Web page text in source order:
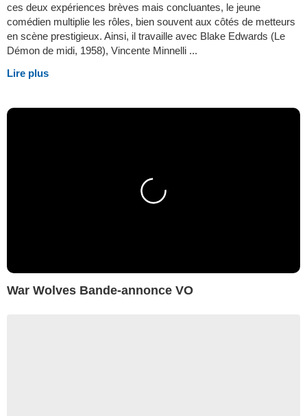
ces deux expériences brèves mais concluantes, le jeune
comédien multiplie les rôles, bien souvent aux côtés de metteurs
en scène prestigieux. Ainsi, il travaille avec Blake Edwards (Le
Démon de midi, 1958), Vincente Minnelli ...
Lire plus
War Wolves Bande-annonce VO